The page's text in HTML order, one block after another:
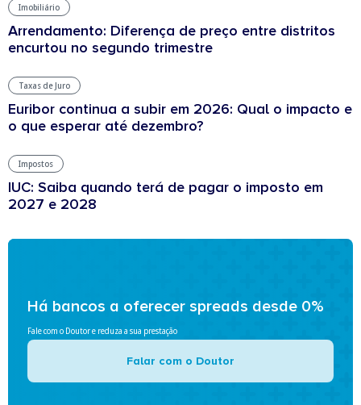
Imobiliário
Arrendamento: Diferença de preço entre distritos
encurtou no segundo trimestre
Taxas de Juro
Euribor continua a subir em 2026: Qual o impacto e
o que esperar até dezembro?
Impostos
IUC: Saiba quando terá de pagar o imposto em
2027 e 2028
Há bancos a oferecer spreads desde 0%
Fale com o Doutor e reduza a sua prestação
Falar com o Doutor